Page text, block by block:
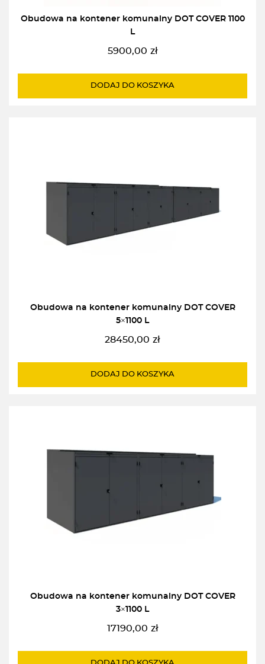
Obudowa na kontener komunalny DOT COVER 1100
L
5900,00 zł
DODAJ DO KOSZYKA
Obudowa na kontener komunalny DOT COVER
5×1100 L
28450,00 zł
DODAJ DO KOSZYKA
Obudowa na kontener komunalny DOT COVER
3×1100 L
17190,00 zł